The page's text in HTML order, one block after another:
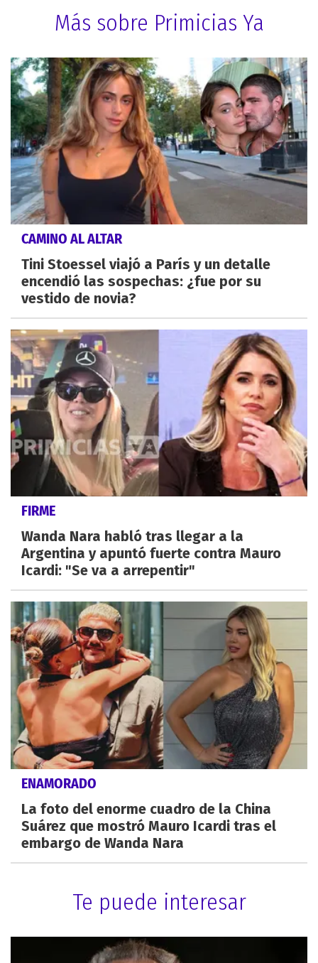
Más sobre Primicias Ya
CAMINO AL ALTAR
Tini Stoessel viajó a París y un detalle
encendió las sospechas: ¿fue por su
vestido de novia?
FIRME
Wanda Nara habló tras llegar a la
Argentina y apuntó fuerte contra Mauro
Icardi: "Se va a arrepentir"
ENAMORADO
La foto del enorme cuadro de la China
Suárez que mostró Mauro Icardi tras el
embargo de Wanda Nara
Te puede interesar